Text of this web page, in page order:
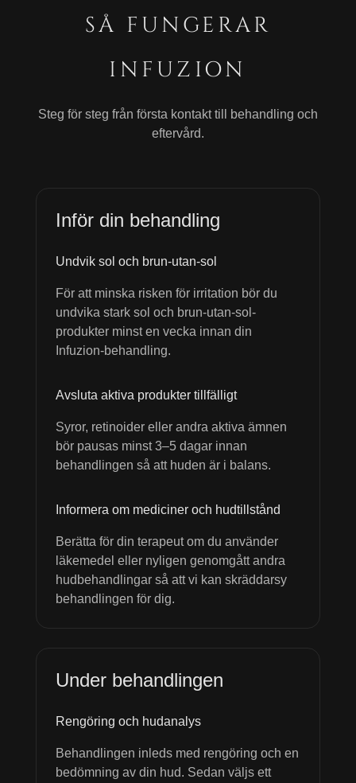
SÅ FUNGERAR
INFUZION
Steg för steg från första kontakt till behandling och
eftervård.
Inför din behandling
Undvik sol och brun-utan-sol
För att minska risken för irritation bör du
undvika stark sol och brun-utan-sol-
produkter minst en vecka innan din
Infuzion-behandling.
Avsluta aktiva produkter tillfälligt
Syror, retinoider eller andra aktiva ämnen
bör pausas minst 3–5 dagar innan
behandlingen så att huden är i balans.
Informera om mediciner och hudtillstånd
Berätta för din terapeut om du använder
läkemedel eller nyligen genomgått andra
hudbehandlingar så att vi kan skräddarsy
behandlingen för dig.
Under behandlingen
Rengöring och hudanalys
Behandlingen inleds med rengöring och en
bedömning av din hud. Sedan väljs ett